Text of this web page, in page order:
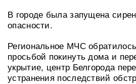
В городе была запущена
опасности.
Региональное МЧС
просьбой покинуть дома и
укрытие, центр Белгорода
устранения последствий